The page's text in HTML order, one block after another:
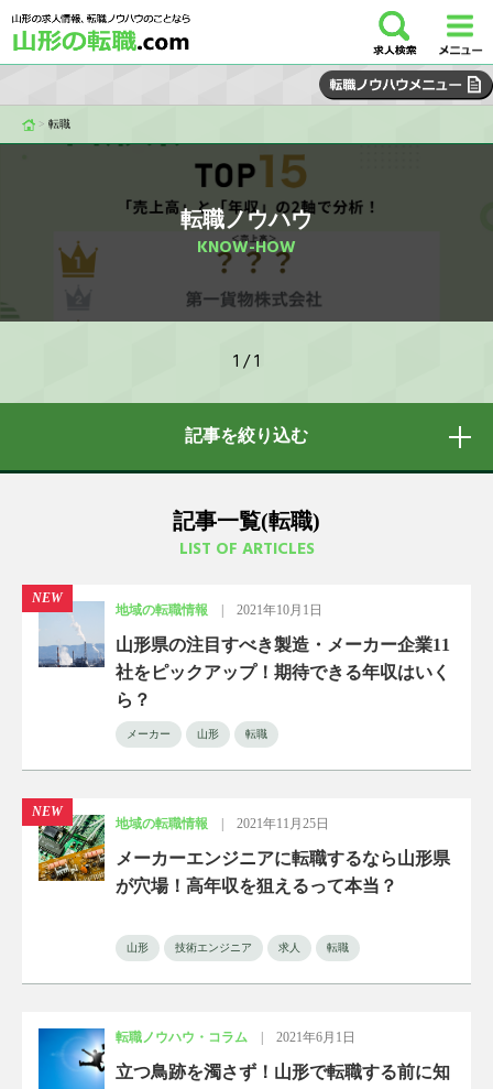
> 転職
転職ノウハウ
KNOW-HOW
1 / 1
記事を絞り込む
記事一覧(転職)
LIST OF ARTICLES
NEW
地域の転職情報 2021年10月1日
山形県の注目すべき製造・メーカー企業11
社をピックアップ！期待できる年収はいく
ら？
メーカー 山形 転職
NEW
地域の転職情報 2021年11月25日
メーカーエンジニアに転職するなら山形県
が穴場！高年収を狙えるって本当？
山形 技術エンジニア 求人 転職
転職ノウハウ・コラム 2021年6月1日
立つ鳥跡を濁さず！山形で転職する前に知